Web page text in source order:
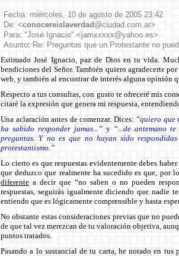
Fecha: miércoles, 10 de agosto de 2005 23:42
De: <conocereislaverdad @ciudad.com.ar>
Para: "José Ignacio" <jamxxxxx@yahoo.es>
Asunto: Re: Preguntas que un Protestante no
Estimado José Ignacio, paz de Dios en tu vida.
bendiciones del Señor. También quiero agradecerte
web, y también al encontrar de interés alguna opinión
Respecto a tus consultas, con gusto te ofreceré mis
citaré la expresión que genera mi respuesta,
Una aclaración antes de comenzar. Dices: “quiero que
ha sabido responder jamas...”y “...de antemano
preguntas. Y no es que no hayan sido
protestantismo.”
Lo cierto es que respuestas evidentemente debes
que deduzco que realmente ha sucedido es que, por
diferente a decir que “no saben o no pueden
respuestas, seguirás igualmente diciendo que nadie
entiendo que es lógicamente comprensible y hasta
No obstante estas consideraciones previas que no
de que tal vez merezcan de tu valoración objetiva,
puntos tratados.
Pasando a lo sustancial de tu carta, he notado en tus